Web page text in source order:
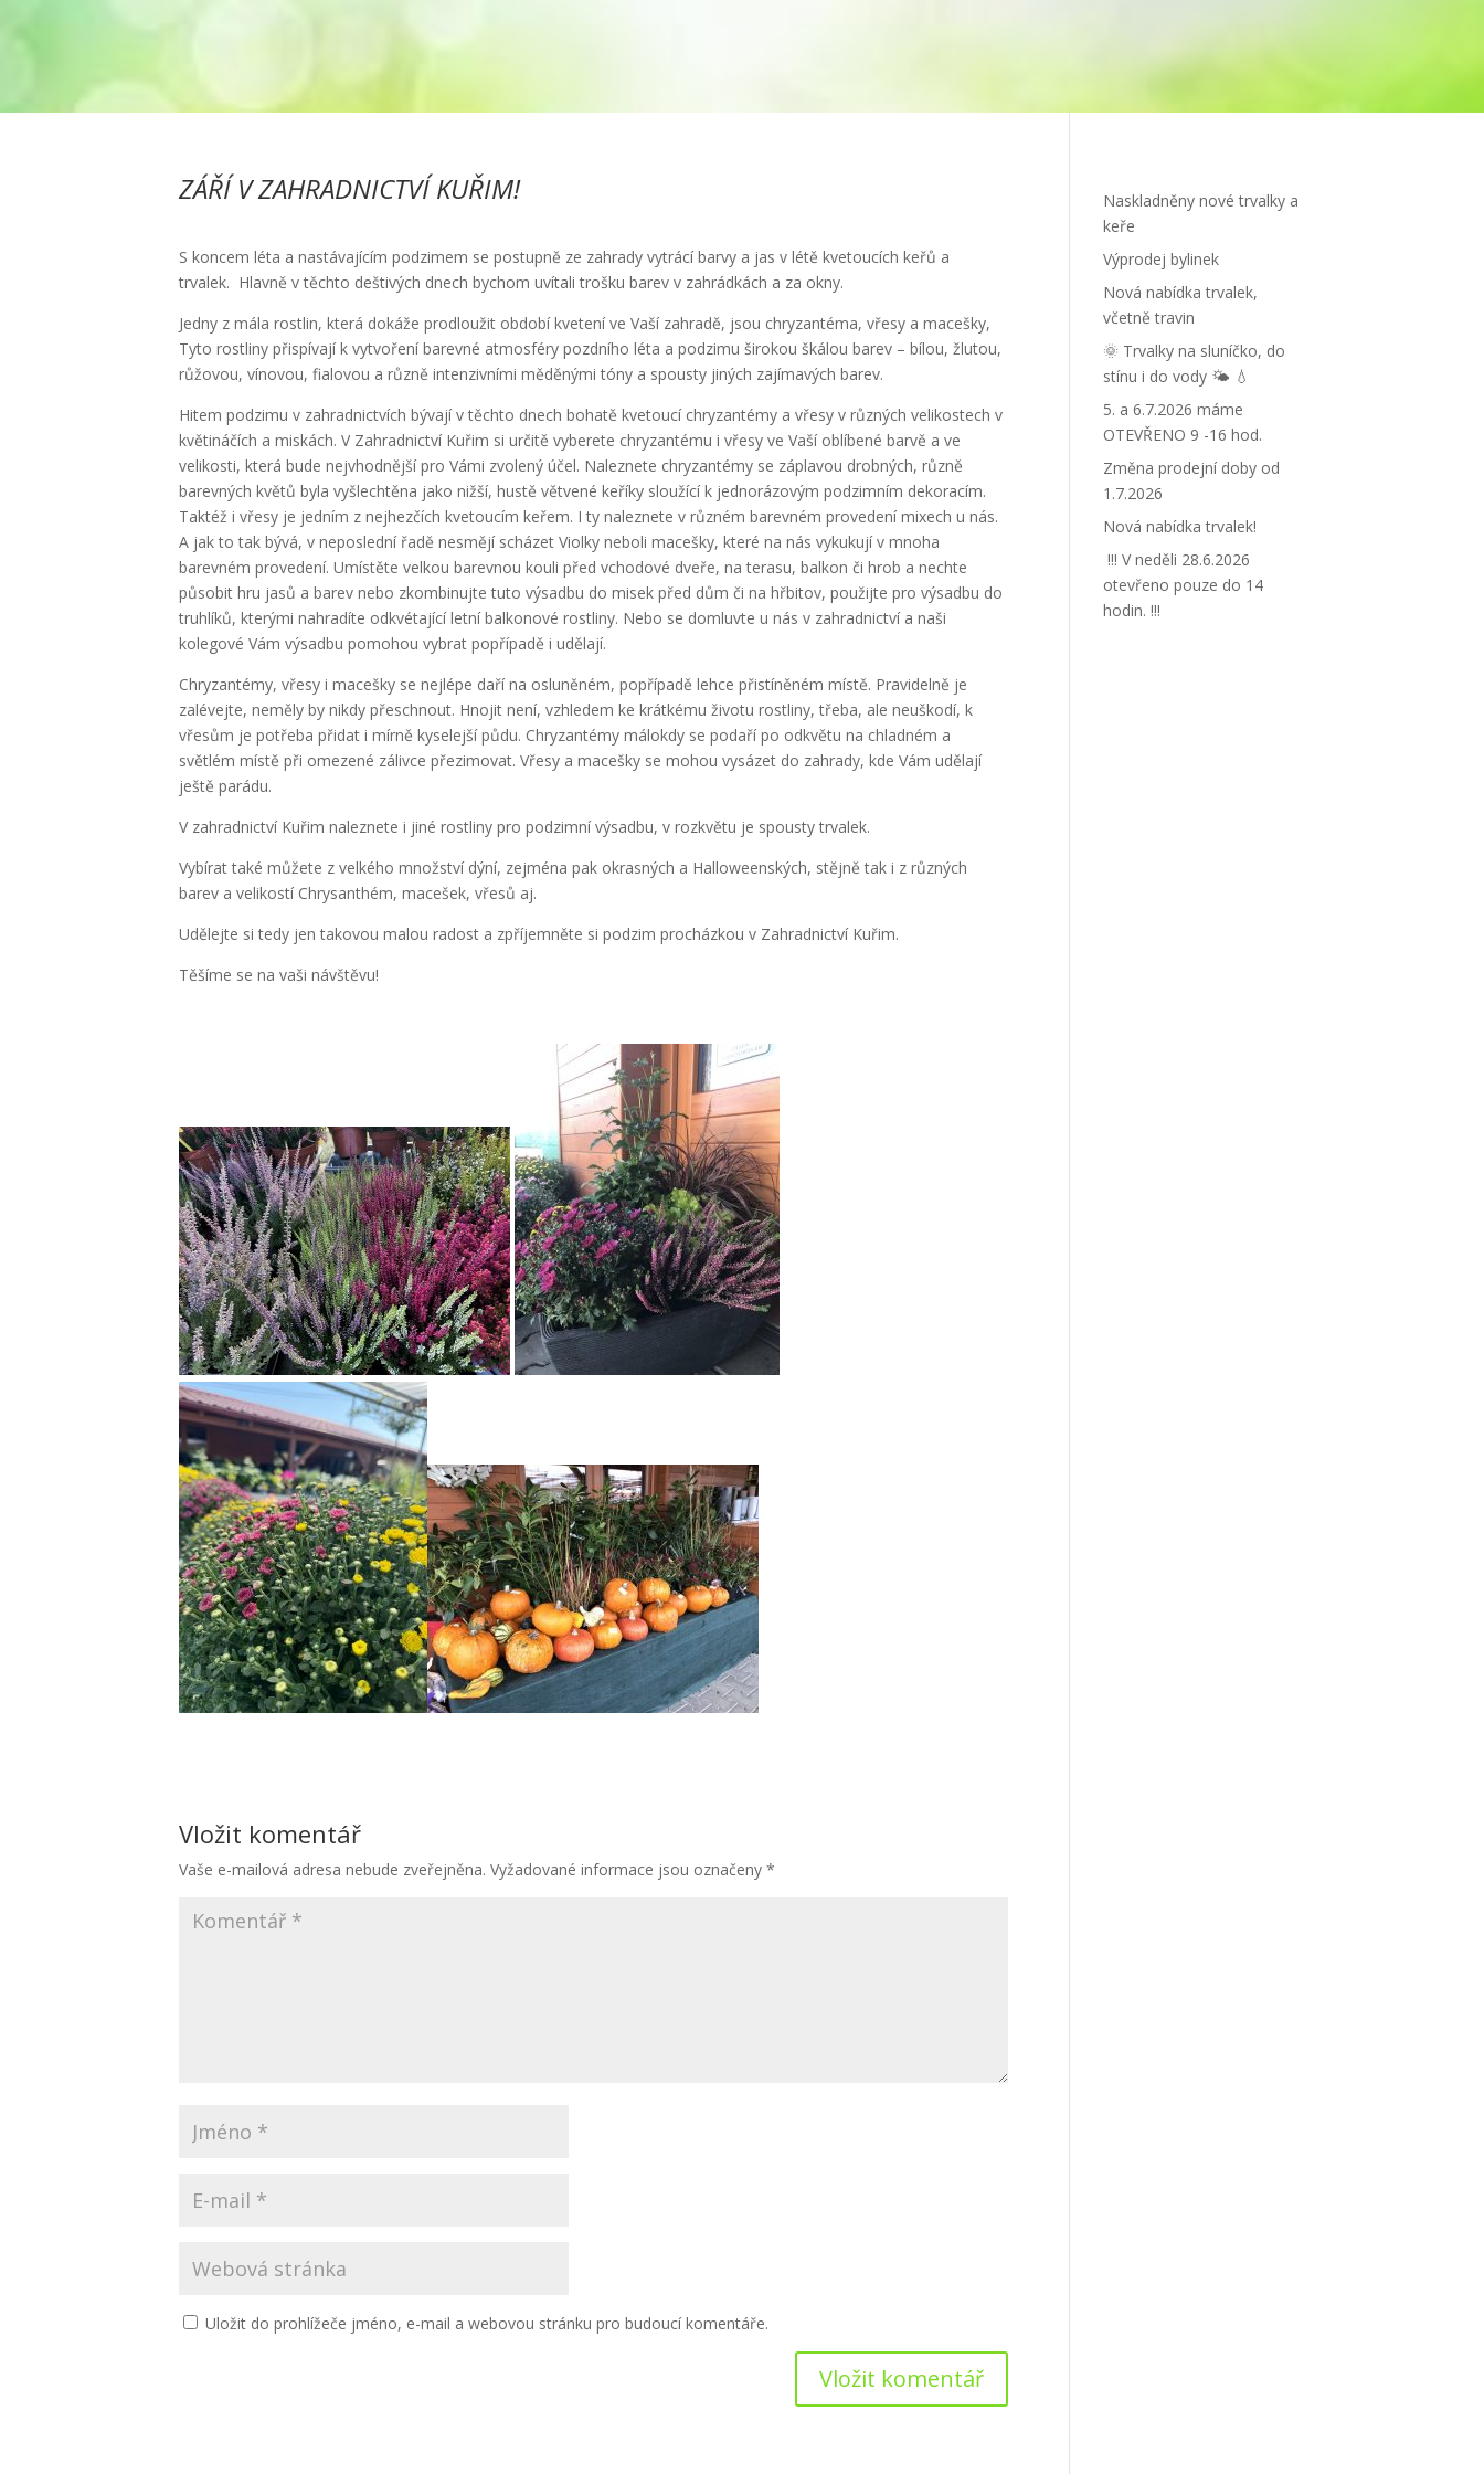
ZÁŘÍ V ZAHRADNICTVÍ KUŘIM!
S koncem léta a nastávajícím podzimem se postupně ze zahrady vytrácí barvy a jas v létě kvetoucích keřů a
trvalek. Hlavně v těchto deštivých dnech bychom uvítali trošku barev v zahrádkách a za okny.
Jedny z mála rostlin, která dokáže prodloužit období kvetení ve Vaší zahradě, jsou chryzantéma, vřesy a macešky,
Tyto rostliny přispívají k vytvoření barevné atmosféry pozdního léta a podzimu širokou škálou barev – bílou, žlutou,
růžovou, vínovou, fialovou a různě intenzivními měděnými tóny a spousty jiných zajímavých barev.
Hitem podzimu v zahradnictvích bývají v těchto dnech bohatě kvetoucí chryzantémy a vřesy v různých velikostech v
květináčích a miskách. V Zahradnictví Kuřim si určitě vyberete chryzantému i vřesy ve Vaší oblíbené barvě a ve
velikosti, která bude nejvhodnější pro Vámi zvolený účel. Naleznete chryzantémy se záplavou drobných, různě
barevných květů byla vyšlechtěna jako nižší, hustě větvené keříky sloužící k jednorázovým podzimním dekoracím.
Taktéž i vřesy je jedním z nejhezčích kvetoucím keřem. I ty naleznete v různém barevném provedení mixech u nás.
A jak to tak bývá, v neposlední řadě nesmějí scházet Violky neboli macešky, které na nás vykukují v mnoha
barevném provedení. Umístěte velkou barevnou kouli před vchodové dveře, na terasu, balkon či hrob a nechte
působit hru jasů a barev nebo zkombinujte tuto výsadbu do misek před dům či na hřbitov, použijte pro výsadbu do
truhlíků, kterými nahradíte odkvétající letní balkonové rostliny. Nebo se domluvte u nás v zahradnictví a naši
kolegové Vám výsadbu pomohou vybrat popřípadě i udělají.
Chryzantémy, vřesy i macešky se nejlépe daří na osluněném, popřípadě lehce přistíněném místě. Pravidelně je
zalévejte, neměly by nikdy přeschnout. Hnojit není, vzhledem ke krátkému životu rostliny, třeba, ale neuškodí, k
vřesům je potřeba přidat i mírně kyselejší půdu. Chryzantémy málokdy se podaří po odkvětu na chladném a
světlém místě při omezené zálivce přezimovat. Vřesy a macešky se mohou vysázet do zahrady, kde Vám udělají
ještě parádu.
V zahradnictví Kuřim naleznete i jiné rostliny pro podzimní výsadbu, v rozkvětu je spousty trvalek.
Vybírat také můžete z velkého množství dýní, zejména pak okrasných a Halloweenských, stějně tak i z různých
barev a velikostí Chrysanthém, macešek, vřesů aj.
Udělejte si tedy jen takovou malou radost a zpříjemněte si podzim procházkou v Zahradnictví Kuřim.
Těšíme se na vaši návštěvu!
Vložit komentář
Vaše e-mailová adresa nebude zveřejněna. Vyžadované informace jsou označeny *
Uložit do prohlížeče jméno, e-mail a webovou stránku pro budoucí komentáře.
Naskladněny nové trvalky a
keře
Výprodej bylinek
Nová nabídka trvalek,
včetně travin
🌞 Trvalky na sluníčko, do
stínu i do vody 🌤 💧
5. a 6.7.2026 máme
OTEVŘENO 9 -16 hod.
Změna prodejní doby od
1.7.2026
Nová nabídka trvalek!
!!! V neděli 28.6.2026
otevřeno pouze do 14
hodin. !!!